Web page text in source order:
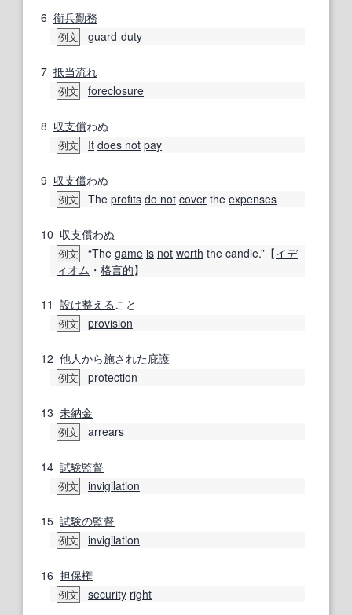
6 衛兵勤務
例文 guard-duty
7 抵当流れ
例文 foreclosure
8 収支償わぬ
例文 It does not pay
9 収支償わぬ
例文 The profits do not cover the expenses
10 収支償わぬ
例文 “The game is not worth the candle.”【イデ
ィオム ・ 格言的】
11 設け整える こと
例文 provision
12 他人から施された庇護
例文 protection
13 未納金
例文 arrears
14 試験監督
例文 invigilation
15 試験の監督
例文 invigilation
16 担保権
例文 security right